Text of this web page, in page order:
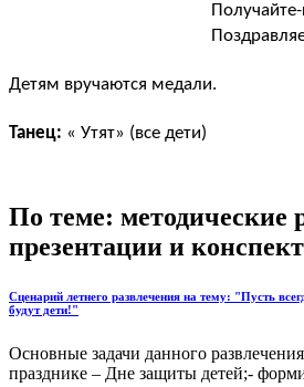
Детям вручаются медали.
Танец: « Утят» (все дети)
По теме: методические
презентации и
Сценарий летнего развлечения на тему: "Пусть
будут дети!"
Основные задачи данного
празднике – Дне защиты детей;-